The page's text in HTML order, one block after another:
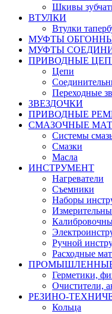
Шкивы
ВТУЛКИ
Втулки
МУФТЫ
МУФТЫ
ПРИВОДНЫЕ
Цепи
Переходные
ЗВЕЗДОЧКИ
ПРИВОДНЫЕ
СМАЗОЧНЫЕ
Системы
Смазки
Масла
ИНСТРУМЕНТ
Нагреватели
Съемники
Наборы
Ручной
Расходные
ПРОМЫШЛЕННЫЕ
Герметики,
Очистители,
РЕЗИНО-
Кольца